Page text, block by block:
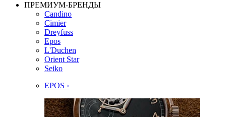
ПРЕМИУМ-БРЕНДЫ
Candino
Cimier
Dreyfuss
Epos
L'Duchen
Orient Star
Seiko
EPOS ›